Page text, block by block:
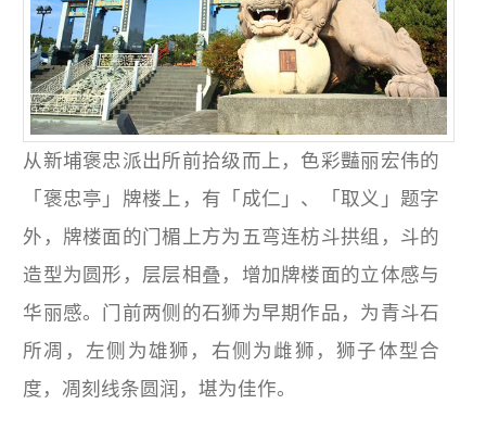
从新埔褒忠派出所前拾级而上，色彩豔丽宏伟的
「褒忠亭」牌楼上，有「成仁」、「取义」题字
外，牌楼面的门楣上方为五弯连枋斗拱组，斗的
造型为圆形，层层相叠，增加牌楼面的立体感与
华丽感。门前两侧的石狮为早期作品，为青斗石
所凋，左侧为雄狮，右侧为雌狮，狮子体型合
度，凋刻线条圆润，堪为佳作。